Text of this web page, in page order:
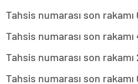
Tahsis numarası son rakamı
Tahsis numarası son rakamı
Tahsis numarası son rakamı
Tahsis numarası son rakamı